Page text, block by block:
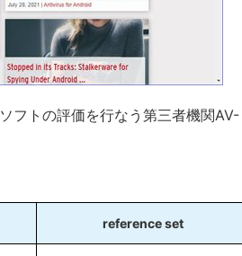
フトの評価を行なう第三者機関AV-
reference set